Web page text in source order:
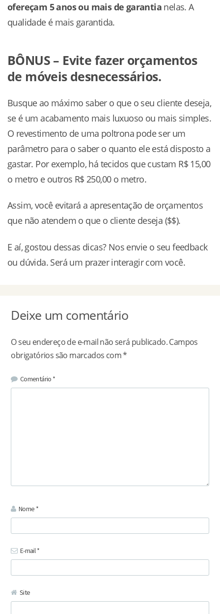
ofereçam 5 anos ou mais de garantia nelas. A
qualidade é mais garantida.
BÔNUS – Evite fazer orçamentos
de móveis desnecessários.
Busque ao máximo saber o que o seu cliente deseja,
se é um acabamento mais luxuoso ou mais simples.
O revestimento de uma poltrona pode ser um
parâmetro para o saber o quanto ele está disposto a
gastar. Por exemplo, há tecidos que custam R$ 15,00
o metro e outros R$ 250,00 o metro.
Assim, você evitará a apresentação de orçamentos
que não atendem o que o cliente deseja ($$).
E aí, gostou dessas dicas? Nos envie o seu feedback
ou dúvida. Será um prazer interagir com você.
Deixe um comentário
O seu endereço de e-mail não será publicado.Campos
obrigatórios são marcados com*
Comentário *
Nome *
E-mail*
Site